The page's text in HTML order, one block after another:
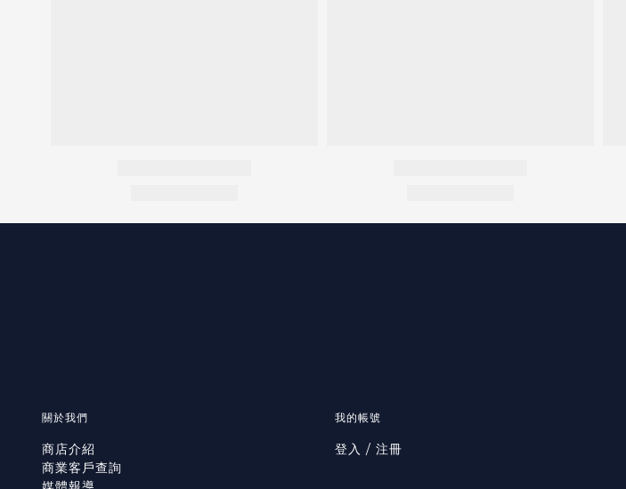
關於我們
商店介紹
商業客戶查詢
我的帳號
登入 / 注冊